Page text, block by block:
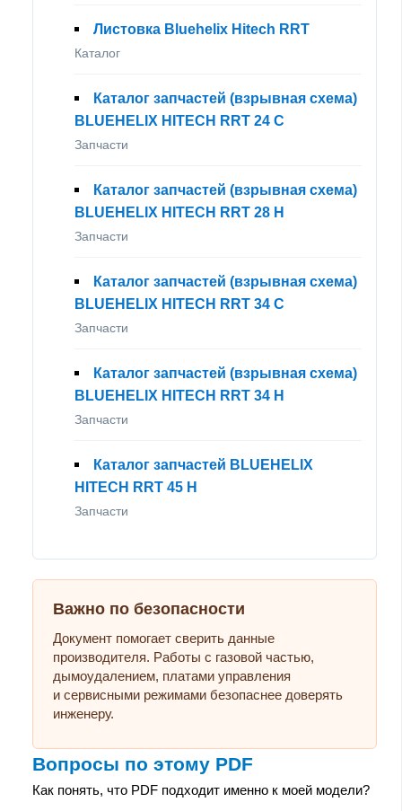
Листовка Bluehelix Hitech RRT
Каталог
Каталог запчастей (взрывная схема)
BLUEHELIX HITECH RRT 24 C
Запчасти
Каталог запчастей (взрывная схема)
BLUEHELIX HITECH RRT 28 H
Запчасти
Каталог запчастей (взрывная схема)
BLUEHELIX HITECH RRT 34 C
Запчасти
Каталог запчастей (взрывная схема)
BLUEHELIX HITECH RRT 34 H
Запчасти
Каталог запчастей BLUEHELIX
HITECH RRT 45 H
Запчасти
Важно по безопасности
Документ помогает сверить данные
производителя. Работы с газовой частью,
дымоудалением, платами управления
и сервисными режимами безопаснее доверять
инженеру.
Вопросы по этому PDF
Как понять, что PDF подходит именно к моей модели?